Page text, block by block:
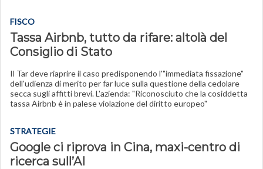
FISCO
Tassa Airbnb, tutto da rifare: altolà del
Consiglio di Stato
Il Tar deve riaprire il caso predisponendo l'"immediata fissazione"
dell'udienza di merito per far luce sulla questione della cedolare
secca sugli affitti brevi. L'azienda: "Riconosciuto che la cosiddetta
tassa Airbnb è in palese violazione del diritto europeo"
STRATEGIE
Google ci riprova in Cina, maxi-centro di
ricerca sull’AI